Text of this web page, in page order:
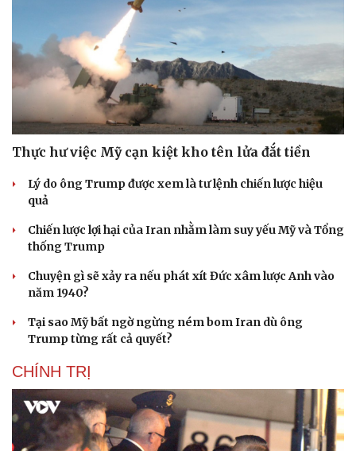
Thực hư việc Mỹ cạn kiệt kho tên lửa đắt tiền
Lý do ông Trump được xem là tư lệnh chiến lược hiệu
quả
Chiến lược lợi hại của Iran nhằm làm suy yếu Mỹ và Tổng
thống Trump
Chuyện gì sẽ xảy ra nếu phát xít Đức xâm lược Anh vào
năm 1940?
Tại sao Mỹ bất ngờ ngừng ném bom Iran dù ông
Trump từng rất cả quyết?
CHÍNH TRỊ